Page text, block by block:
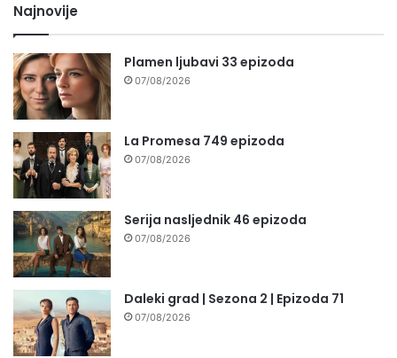
Najnovije
Plamen ljubavi 33 epizoda
07/08/2026
La Promesa 749 epizoda
07/08/2026
Serija nasljednik 46 epizoda
07/08/2026
Daleki grad | Sezona 2 | Epizoda 71
07/08/2026